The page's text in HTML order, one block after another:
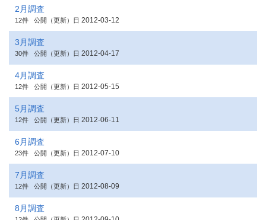
2月調査
12件 公開（更新）日 2012-03-12
3月調査
30件 公開（更新）日 2012-04-17
4月調査
12件 公開（更新）日 2012-05-15
5月調査
12件 公開（更新）日 2012-06-11
6月調査
23件 公開（更新）日 2012-07-10
7月調査
12件 公開（更新）日 2012-08-09
8月調査